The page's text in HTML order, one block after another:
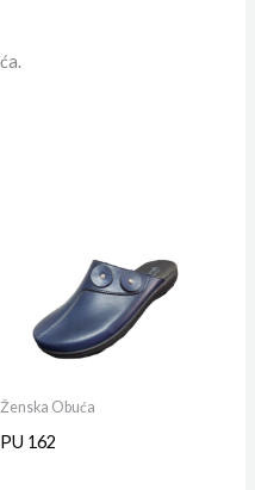
Ženska Obuća
PU 162